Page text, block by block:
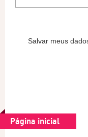
Salvar meus
Página inicial